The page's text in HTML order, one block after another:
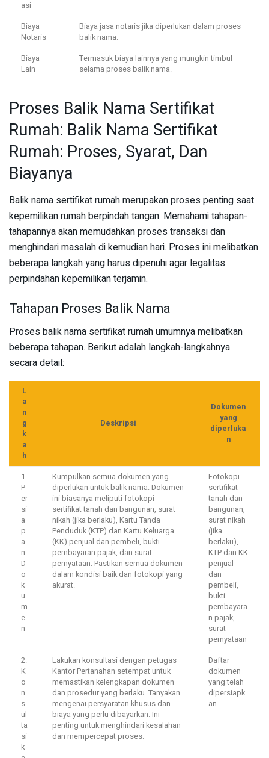
asi
Biaya
Notaris
Biaya jasa notaris jika diperlukan dalam proses
balik nama.
Biaya
Lain
Termasuk biaya lainnya yang mungkin timbul
selama proses balik nama.
Proses Balik Nama Sertifikat
Rumah: Balik Nama Sertifikat
Rumah: Proses, Syarat, Dan
Biayanya
Balik nama sertifikat rumah merupakan proses penting saat
kepemilikan rumah berpindah tangan. Memahami tahapan-
tahapannya akan memudahkan proses transaksi dan
menghindari masalah di kemudian hari. Proses ini melibatkan
beberapa langkah yang harus dipenuhi agar legalitas
perpindahan kepemilikan terjamin.
Tahapan Proses Balik Nama
Proses balik nama sertifikat rumah umumnya melibatkan
beberapa tahapan. Berikut adalah langkah-langkahnya
secara detail:
L
a
n
g
k
a
h
Deskripsi
Dokumen
yang
diperluka
n
1.
P
er
si
a
p
a
n
D
o
k
u
m
e
n
Kumpulkan semua dokumen yang
diperlukan untuk balik nama. Dokumen
ini biasanya meliputi fotokopi
sertifikat tanah dan bangunan, surat
nikah (jika berlaku), Kartu Tanda
Penduduk (KTP) dan Kartu Keluarga
(KK) penjual dan pembeli, bukti
pembayaran pajak, dan surat
pernyataan. Pastikan semua dokumen
dalam kondisi baik dan fotokopi yang
akurat.
Fotokopi
sertifikat
tanah dan
bangunan,
surat nikah
(jika
berlaku),
KTP dan KK
penjual
dan
pembeli,
bukti
pembayara
n pajak,
surat
pernyataan
2.
K
o
n
s
ul
ta
si
k
Lakukan konsultasi dengan petugas
Kantor Pertanahan setempat untuk
memastikan kelengkapan dokumen
dan prosedur yang berlaku. Tanyakan
mengenai persyaratan khusus dan
biaya yang perlu dibayarkan. Ini
penting untuk menghindari kesalahan
dan mempercepat proses.
Daftar
dokumen
yang telah
dipersiapk
an